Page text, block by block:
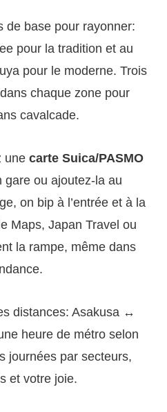
de base pour rayonner:
pour la tradition et au
pour le moderne. Trois
chaque zone pour
cavalcade.
une carte Suica/PASMO
gare ou ajoutez-la au
on bip à l’entrée et à la
Maps, Japan Travel ou
la rampe, même dans
distances: Asakusa ↔
heure de métro selon
journées par secteurs,
et votre joie.